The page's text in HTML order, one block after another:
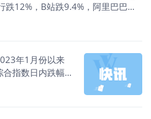
跌12%，B站跌9.4%，阿里巴巴跌
、腾讯控股跌超4%，京东和拼多多
年1月份以来
指数日内跌幅